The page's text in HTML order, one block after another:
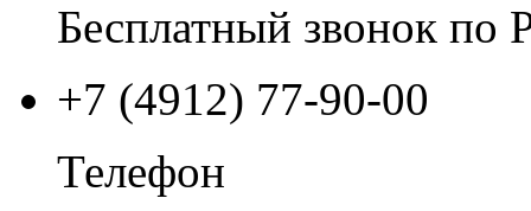
Бесплатный звонок по
+7 (4912) 77-90-00
Телефон